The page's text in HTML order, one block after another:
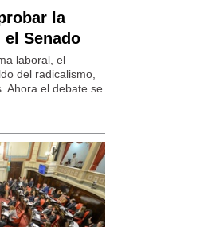
la
el Senado
laboral, el
del radicalismo,
Ahora el debate se